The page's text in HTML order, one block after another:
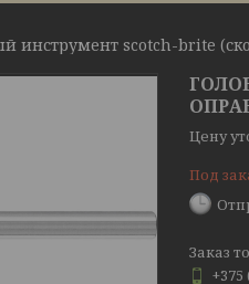
инструмент scotch-brite
Цену
Под
Заказ
+375